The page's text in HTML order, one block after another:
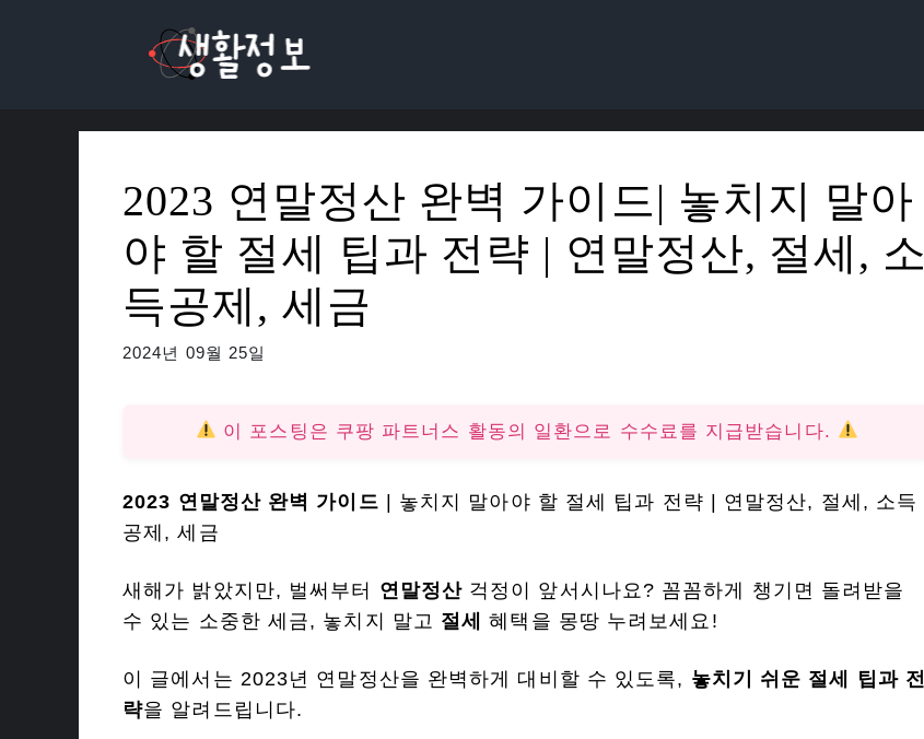
2023 연말정산 완벽 가이드| 놓치지 말아
야 할 절세 팁과 전략 | 연말정산, 절세, 소
득공제, 세금
2024년 09월 25일
이 포스팅은 쿠팡 파트너스 활동의 일환으로 수수료를 지급받습니다.
2023 연말정산 완벽 가이드 | 놓치지 말아야 할 절세 팁과 전략 | 연말정산, 절세, 소득
공제, 세금
새해가 밝았지만, 벌써부터 연말정산걱정이 앞서시나요? 꼼꼼하게 챙기면 돌려받을
수 있는 소중한 세금, 놓치지 말고 절세 혜택을 몽땅 누려보세요!
이 글에서는 2023년 연말정산을 완벽하게 대비할 수 있도록, 놓치기 쉬운 절세 팁과 전
략을 알려드립니다.